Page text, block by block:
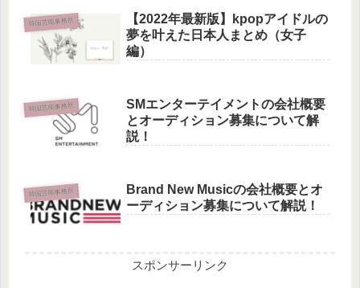
韓国芸能事務所
【2022年最新版】kpopアイドルの
夢を叶えた日本人まとめ（女子
編）
韓国芸能事務所
SMエンターテイメントの会社概要
とオーディション募集について解
説！
韓国芸能事務所
Brand New Musicの会社概要とオ
ーディション募集について解説！
スポンサーリンク